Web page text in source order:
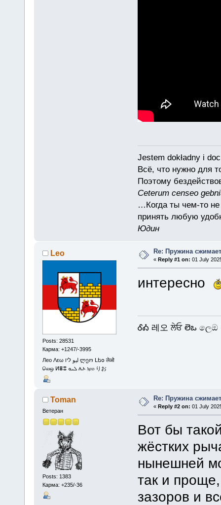
Jestem dokładny i
Всё, что нужно для
Поэтому
Ceterum censeo
…Когда ты чем-то не
принять любую
Юдин
Leo
Posts: 28531
Карма: +1247/-3995
Лео Λεω ليو ליו ლეო Լեօ लेओ
லெஒ ⵍⴻⵓ ܠܝܘ ሌኦ ⲗⲉⲟ りお
Re: Пружина
« Reply #1 on: 01 July
интересно
ᎴᎣ 레오 ਲੇਓ లెఒ
Toman
Ветеран
Posts: 1383
Карма: +235/-36
Re: Пружина
«Reply #2 on: 01 July
Вот бы
жёстких
нынешней
так и
зазоров и